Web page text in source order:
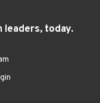
leaders, today.